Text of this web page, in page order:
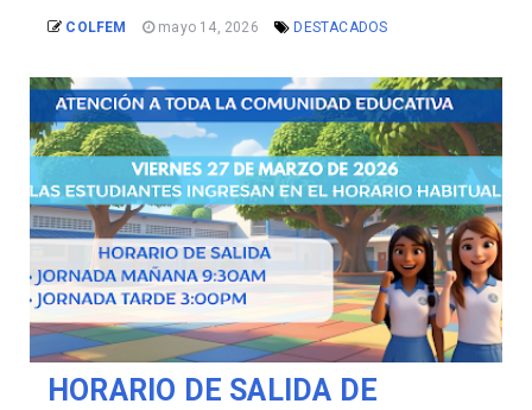
COLFEM mayo 14, 2026 DESTACADOS
HORARIO DE SALIDA DE